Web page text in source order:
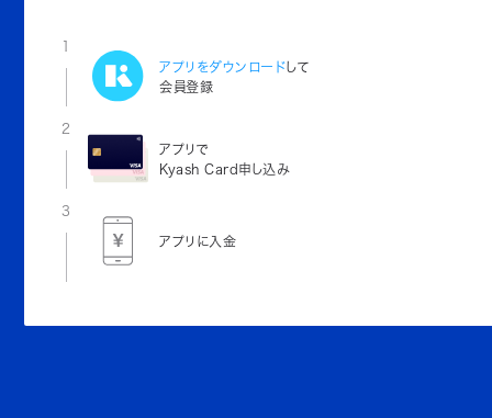
1
アプリをダウンロードして
会員登録
2
アプリで
Kyash Card申し込み
3
アプリに入金